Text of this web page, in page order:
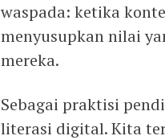
waspada: ketika
menyusupkan nilai
mereka.
Sebagai praktisi
literasi digital. Kita